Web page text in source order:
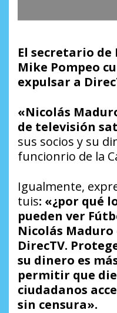
El secretario de
Mike Pompeo
expulsar a
«Nicolás
de televisión
sus socios y su
funcionrio de la
Igualmente,
tuis: «¿por qué
pueden ver
Nicolás Maduro
DirecTV.
su dinero es
permitir que
ciudadanos
sin censura».